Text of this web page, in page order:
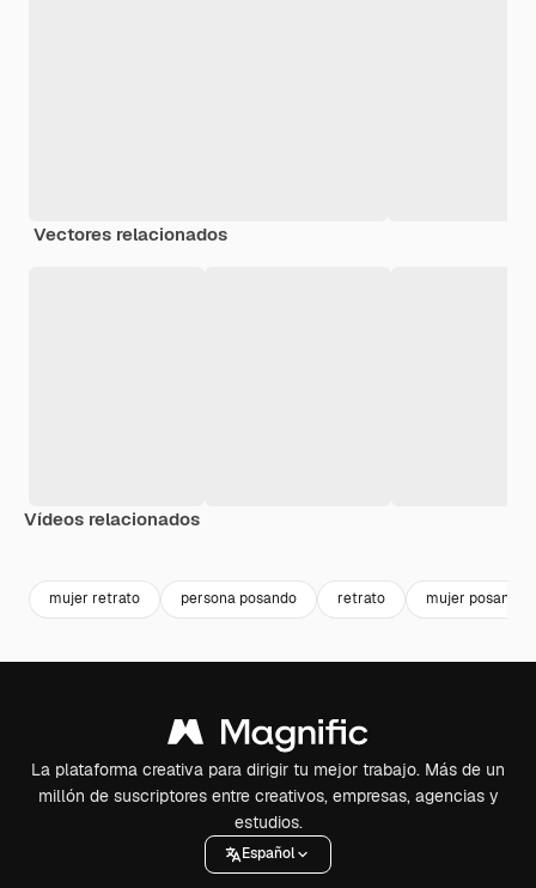
Vectores relacionados
Vídeos relacionados
mujer retrato persona posando retrato mujer posando
La plataforma creativa para dirigir tu mejor trabajo. Más de un
millón de suscriptores entre creativos, empresas, agencias y
estudios.
Español